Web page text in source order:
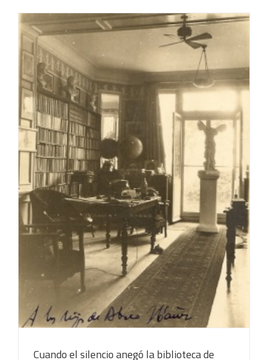
Cuando el silencio anegó la biblioteca de